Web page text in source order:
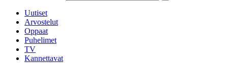
Uutiset
Arvostelut
Oppaat
Puhelimet
TV
Kannettavat